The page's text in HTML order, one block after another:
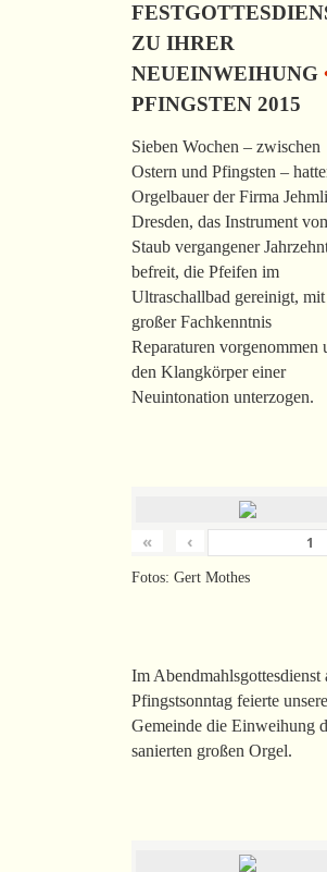
ZU IHRER
NEUEINWEIHUNG
PFINGSTEN 2015
Sieben Wochen – zwischen
Ostern und Pfingsten –
Orgelbauer der Firma
Dresden, das Instrument
Staub vergangener
befreit, die Pfeifen im
Ultraschallbad gereinigt, mit
großer Fachkenntnis
Reparaturen vorgenommen
den Klangkörper einer
Neuintonation unterzogen.
« ‹
Fotos: Gert Mothes
Im Abendmahlsgottesdienst
Pfingstsonntag feierte unsere
Gemeinde die Einweihung
sanierten großen Orgel.